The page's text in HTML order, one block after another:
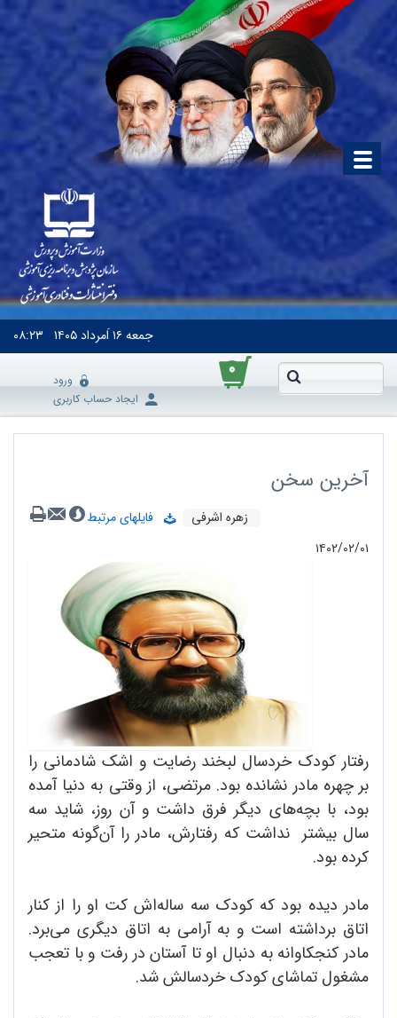
جمعه۱۶ اَمرداد ۱۴۰۵ ۰۸:۲۳
۰
ورود
ایجاد حساب کاربری
آخرین سخن
زهره اشرفی
فایلهای مرتبط
۱۴۰۲/۰۲/۰۱
رفتار کودک خردسال لبخند رضایت و اشک شادمانی را
بر چهره مادر نشانده بود. مرتضی، از وقتی به دنیا آمده
بود، با بچه‌های دیگر فرق داشت و آن روز، شاید سه
سال بیشتر نداشت که رفتارش، مادر را آن‌گونه متحیر
کرده بود.
مادر دیده بود که کودک سه ساله‌اش کت او را از کنار
اتاق برداشته است و به آرامی به اتاق دیگری می‌برد.
مادر کنجکاوانه به دنبال او تا آستان در رفت و با تعجب
مشغول تماشای کودک خردسالش شد.